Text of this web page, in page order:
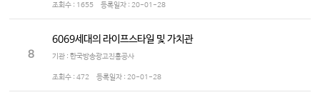
조회수 : 1655 등록일자 : 20-01-28
8
6069세대의 라이프스타일 및 가치관
기관 : 한국방송광고진흥공사
조회수 : 472 등록일자 : 20-01-28